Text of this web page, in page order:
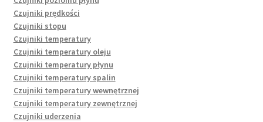
Czujniki prędkości
Czujniki stopu
Czujniki temperatury
Czujniki temperatury oleju
Czujniki temperatury płynu
Czujniki temperatury spalin
Czujniki temperatury wewnętrznej
Czujniki temperatury zewnętrznej
Czujniki uderzenia